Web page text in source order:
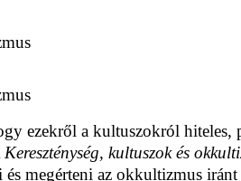
ezekről a kultuszokról
Kereszténység, kultuszok és
megérteni az okkultizmus